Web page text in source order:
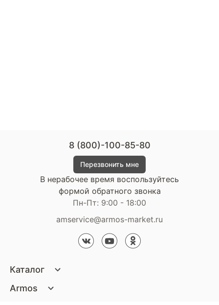
Каталог
Кровати
Armos
8 (800)-100-85-80
Перезвонить мне
В нерабочее время воспользуйтесь
формой обратного звонка
Пн-Пт: 9:00 - 18:00
amservice@armos-market.ru